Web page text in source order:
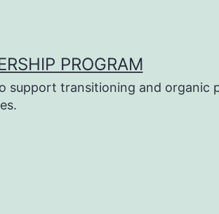
PROGRAM
support transitioning and organic